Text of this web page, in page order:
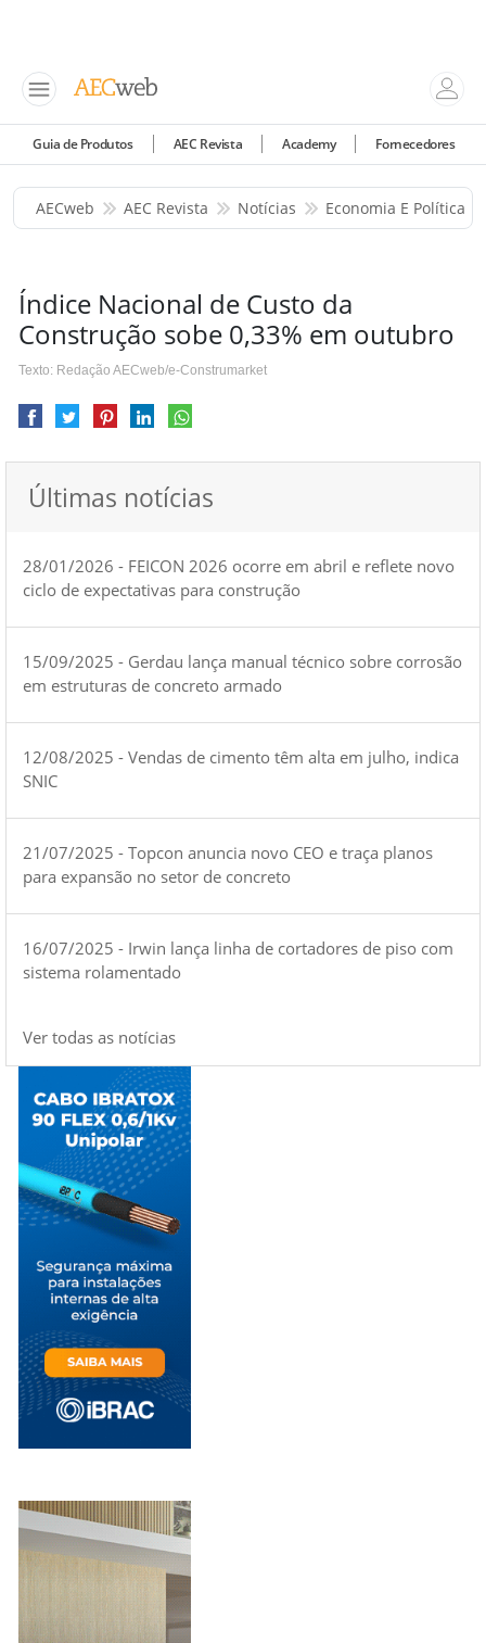
Guia de Produtos AEC Revista Academy Fornecedores
AECweb AEC Revista Notícias Economia E Política
Índice Nacional de Custo da
Construção sobe 0,33% em outubro
Texto: Redação AECweb/e-Construmarket
Últimas notícias
28/01/2026 - FEICON 2026 ocorre em abril e reflete novo
ciclo de expectativas para construção
15/09/2025 - Gerdau lança manual técnico sobre corrosão
em estruturas de concreto armado
12/08/2025 - Vendas de cimento têm alta em julho, indica
SNIC
21/07/2025 - Topcon anuncia novo CEO e traça planos
para expansão no setor de concreto
16/07/2025 - Irwin lança linha de cortadores de piso com
sistema rolamentado
Ver todas as notícias